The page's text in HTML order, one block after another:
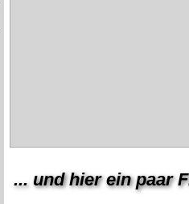
... und hier ein paar